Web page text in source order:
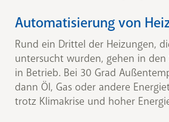
Automatisierung von
Rund ein Drittel der Heizungen,
untersucht wurden, gehen in
in Betrieb. Bei 30 Grad
dann Öl, Gas oder andere
trotz Klimakrise und hoher